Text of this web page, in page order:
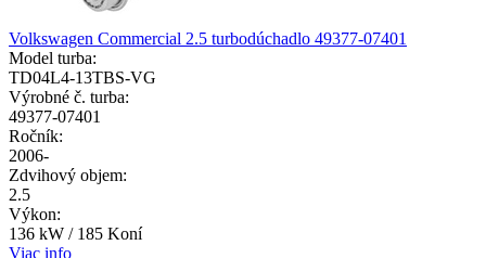
Volkswagen Commercial 2.5 turbodúchadlo 49377-07401
Model turba:
TD04L4-13TBS-VG
Výrobné č. turba:
49377-07401
Ročník:
2006-
Zdvihový objem:
2.5
Výkon:
136 kW / 185 Koní
Viac info